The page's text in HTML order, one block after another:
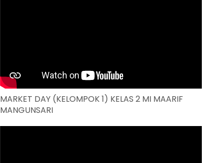
MARKET DAY (KELOMPOK 1) KELAS 2 MI MAARIF
MANGUNSARI